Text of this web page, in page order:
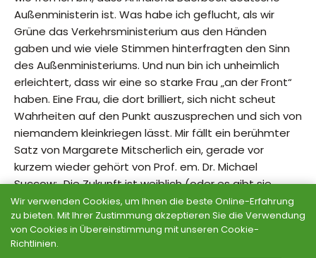
Außenministerin ist. Was habe ich geflucht, als wir
Grüne das Verkehrsministerium aus den Händen
gaben und wie viele Stimmen hinterfragten den Sinn
des Außenministeriums. Und nun bin ich unheimlich
erleichtert, dass wir eine so starke Frau „an der Front“
haben. Eine Frau, die dort brilliert, sich nicht scheut
Wahrheiten auf den Punkt auszusprechen und sich von
niemandem kleinkriegen lässt. Mir fällt ein berühmter
Satz von Margarete Mitscherlich ein, gerade vor
kurzem wieder gehört von Prof. em. Dr. Michael
Succow: „Die Zukunft ist weiblich (oder es gibt sie
nicht).“
Ich glaube, da ist tatsächlich etwas dran. Frauen
neigen von Natur aus weniger zu Gewalt, sind oft
Wir verwenden Cookies, um Ihnen die beste Online-Erfahrung
zu bieten. Mit Ihrer Zustimmung akzeptieren Sie die Verwendung
von Cookies in Übereinstimmung mit unseren Cookie-
Richtlinien.